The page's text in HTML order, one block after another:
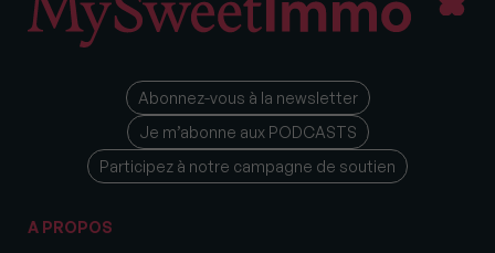
Abonnez-vous à la newsletter
Je m’abonne aux PODCASTS
Participez à notre campagne de soutien
A PROPOS